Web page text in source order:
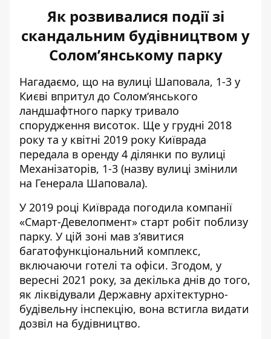
Як розвивалися події зі
скандальним будівництвом у
Солом’янському парку
Нагадаємо, що на вулиці Шаповала, 1-3 у
Києві впритул до Солом‘янського
ландшафтного парку тривало
спорудження висоток. Ще у грудні 2018
року та у квітні 2019 року Київрада
передала в оренду 4 ділянки по вулиці
Механізаторів, 1-3 (назву вулиці змінили
на Генерала Шаповала).
У 2019 році Київрада погодила компанії
«Смарт-Девелопмент» старт робіт поблизу
парку. У цій зоні мав з’явитися
багатофункціональний комплекс,
включаючи готелі та офіси. Згодом, у
вересні 2021 року, за декілька днів до того,
як ліквідували Державну архітектурно-
будівельну інспекцію, вона встигла видати
дозвіл на будівництво.